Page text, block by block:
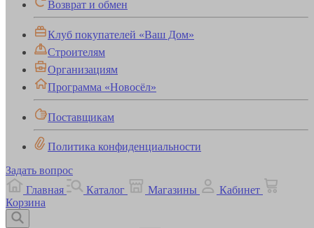
Возврат и обмен
Клуб покупателей «Ваш Дом»
Строителям
Организациям
Программа «Новосёл»
Поставщикам
Политика конфиденциальности
Задать вопрос
Главная
Каталог Магазины
Кабинет
Корзина